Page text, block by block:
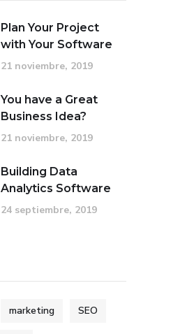
Plan Your Project
with Your Software
21 noviembre, 2019
You have a Great
Business Idea?
21 noviembre, 2019
Building Data
Analytics Software
24 septiembre, 2019
marketing SEO